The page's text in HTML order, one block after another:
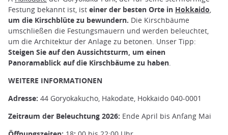
Festung bekannt ist, ist einer der besten Orte in Hokkaido
um die Kirschblüte zu bewundern. Die Kirschbäume
umschließen die Festungsmauern und werden beleuchtet,
um die Architektur der Anlage zu betonen. Unser Tipp:
Steigen Sie auf den Aussichtsturm, um einen
Panoramablick auf die Kirschbäume zu haben
WEITERE INFORMATIONEN
Adresse: 44 Goryokakucho, Hakodate, Hokkaido 040-0001
Zeitraum der Beleuchtung 2026: Ende April bis Anfang Mai